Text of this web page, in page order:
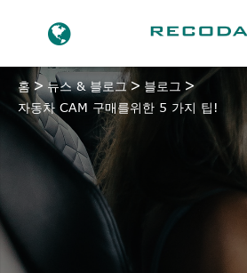
홈 뉴스 & 블로그
블로그
자동차 CAM 구매를위한 5 가지 팁!